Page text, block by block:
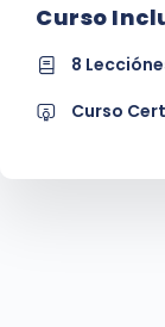
Curso
8
Curso